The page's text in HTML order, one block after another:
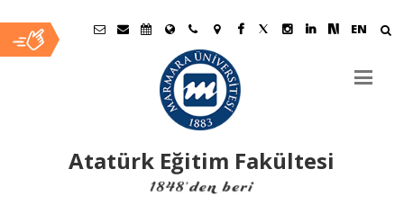
EN
Atatürk Eğitim Fakültesi